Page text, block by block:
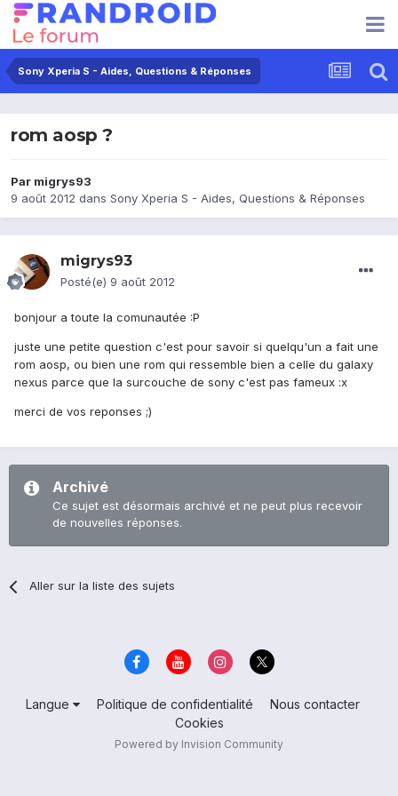
Sony Xperia S - Aides, Questions & Réponses
rom aosp ?
Par migrys93
9 août 2012 dans Sony Xperia S - Aides, Questions & Réponses
migrys93
Posté(e) 9 août 2012
bonjour a toute la comunautée :P
juste une petite question c'est pour savoir si quelqu'un a fait une
rom aosp, ou bien une rom qui ressemble bien a celle du galaxy
nexus parce que la surcouche de sony c'est pas fameux :x
merci de vos reponses ;)
Archivé
Ce sujet est désormais archivé et ne peut plus recevoir
de nouvelles réponses.
Aller sur la liste des sujets
Langue Politique de confidentialité
Nous contacter
Cookies
Powered by Invision Community